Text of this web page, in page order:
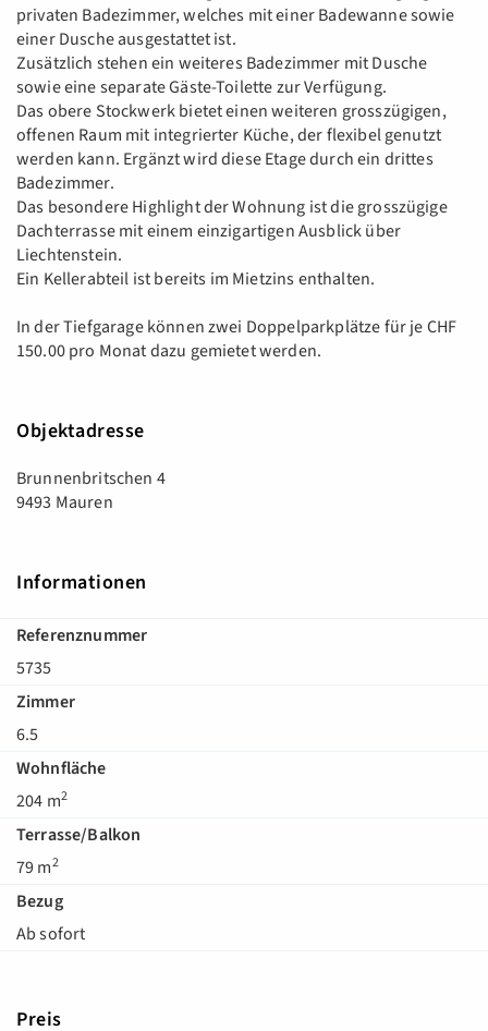
privaten Badezimmer, welches mit einer Badewanne sowie
einer Dusche ausgestattet ist.
Zusätzlich stehen ein weiteres Badezimmer mit Dusche
sowie eine separate Gäste-Toilette zur Verfügung.
Das obere Stockwerk bietet einen weiteren grosszügigen,
offenen Raum mit integrierter Küche, der flexibel genutzt
werden kann. Ergänzt wird diese Etage durch ein drittes
Badezimmer.
Das besondere Highlight der Wohnung ist die grosszügige
Dachterrasse mit einem einzigartigen Ausblick über
Liechtenstein.
Ein Kellerabteil ist bereits im Mietzins enthalten.
In der Tiefgarage können zwei Doppelparkplätze für je CHF
150.00 pro Monat dazu gemietet werden.
Objektadresse
Brunnenbritschen 4
9493 Mauren
Informationen
Referenznummer
5735
Zimmer
6.5
Wohnfläche
204 m2
Terrasse/Balkon
79 m2
Bezug
Ab sofort
Preis